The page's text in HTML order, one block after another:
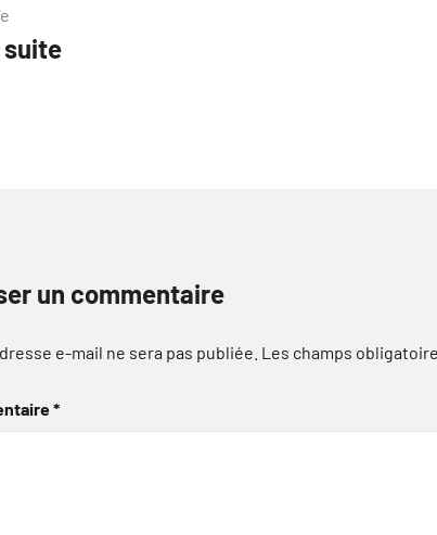
suite
un commentaire
e-mail ne sera pas publiée. Les champs
*